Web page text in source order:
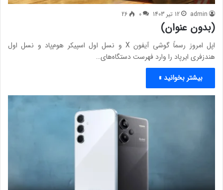
admin 12 تیر 1403 0
26
(بدون عنوان)
اپل امروز رسماً گوشی آیفون X و نسل اول اسپیکر هوم‌پاد و نسل اول
هندزفری ایرپاد را وارد فهرست دستگاه‌های…
بیشتر بخوانید »